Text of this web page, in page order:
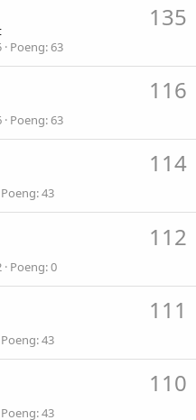
135
Poeng 63
116
Poeng 63
114
Poeng 43
112
Poeng 0
111
Poeng 43
110
Poeng 43